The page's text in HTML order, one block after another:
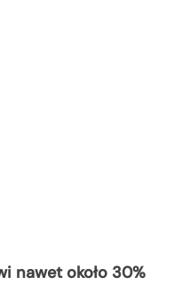
nawet około 30%